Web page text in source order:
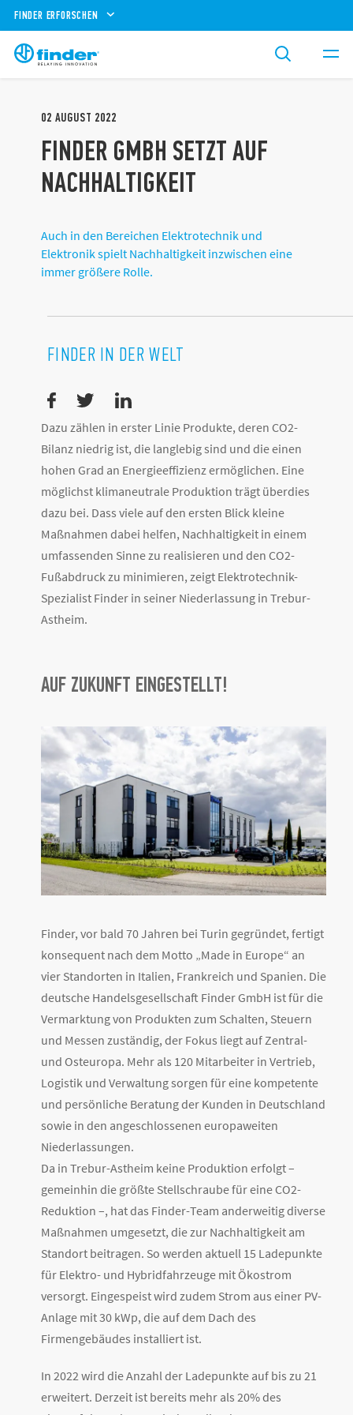
FINDER ERFORSCHEN
02 AUGUST 2022
FINDER GMBH SETZT AUF
NACHHALTIGKEIT
Auch in den Bereichen Elektrotechnik und
Elektronik spielt Nachhaltigkeit inzwischen eine
immer größere Rolle.
FINDER IN DER WELT
Dazu zählen in erster Linie Produkte, deren CO2-
Bilanz niedrig ist, die langlebig sind und die einen
hohen Grad an Energieeffizienz ermöglichen. Eine
möglichst klimaneutrale Produktion trägt überdies
dazu bei. Dass viele auf den ersten Blick kleine
Maßnahmen dabei helfen, Nachhaltigkeit in einem
umfassenden Sinne zu realisieren und den CO2-
Fußabdruck zu minimieren, zeigt Elektrotechnik-
Spezialist Finder in seiner Niederlassung in Trebur-
Astheim.
AUF ZUKUNFT EINGESTELLT!
Finder, vor bald 70 Jahren bei Turin gegründet, fertigt
konsequent nach dem Motto „Made in Europe“ an
vier Standorten in Italien, Frankreich und Spanien. Die
deutsche Handelsgesellschaft Finder GmbH ist für die
Vermarktung von Produkten zum Schalten, Steuern
und Messen zuständig, der Fokus liegt auf Zentral-
und Osteuropa. Mehr als 120 Mitarbeiter in Vertrieb,
Logistik und Verwaltung sorgen für eine kompetente
und persönliche Beratung der Kunden in Deutschland
sowie in den angeschlossenen europaweiten
Niederlassungen.
Da in Trebur-Astheim keine Produktion erfolgt –
gemeinhin die größte Stellschraube für eine CO2-
Reduktion –, hat das Finder-Team anderweitig diverse
Maßnahmen umgesetzt, die zur Nachhaltigkeit am
Standort beitragen. So werden aktuell 15 Ladepunkte
für Elektro- und Hybridfahrzeuge mit Ökostrom
versorgt. Eingespeist wird zudem Strom aus einer PV-
Anlage mit 30 kWp, die auf dem Dach des
Firmengebäudes installiert ist.
In 2022 wird die Anzahl der Ladepunkte auf bis zu 21
erweitert. Derzeit ist bereits mehr als 20% des